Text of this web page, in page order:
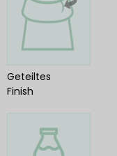
Geteiltes
Finish